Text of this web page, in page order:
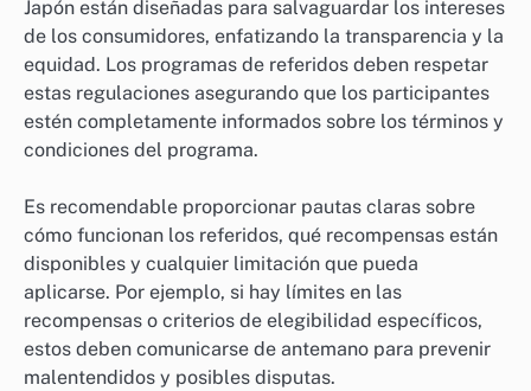
Japón están diseñadas para salvaguardar los intereses
de los consumidores, enfatizando la transparencia y la
equidad. Los programas de referidos deben respetar
estas regulaciones asegurando que los participantes
estén completamente informados sobre los términos y
condiciones del programa.
Es recomendable proporcionar pautas claras sobre
cómo funcionan los referidos, qué recompensas están
disponibles y cualquier limitación que pueda
aplicarse. Por ejemplo, si hay límites en las
recompensas o criterios de elegibilidad específicos,
estos deben comunicarse de antemano para prevenir
malentendidos y posibles disputas.